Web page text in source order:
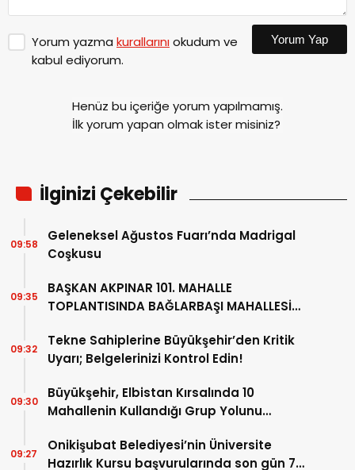
Yorum yazma kurallarınıokudum ve
kabul ediyorum.
Yorum Yap
Henüz bu içeriğe yorum yapılmamış.
İlk yorum yapan olmak ister misiniz?
İlginizi Çekebilir
Geleneksel Ağustos Fuarı’nda Madrigal
Coşkusu
09:58
BAŞKAN AKPINAR 101. MAHALLE
TOPLANTISINDA BAĞLARBAŞI MAHALLESİ
09:35
Tekne Sahiplerine Büyükşehir’den Kritik
Uyarı; Belgelerinizi Kontrol Edin!
09:32
Büyükşehir, Elbistan Kırsalında 10
Mahallenin Kullandığı Grup Yolunu
09:30
Onikişubat Belediyesi’nin Üniversite
Hazırlık Kursu başvurularında son gün 7
09:27